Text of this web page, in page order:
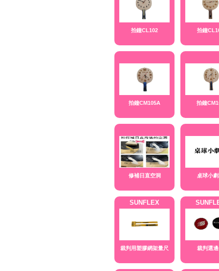
拍鐘CL102 拍鐘
拍鐘CM105A 拍鐘
修補日直空洞 桌球小
SUNFLEX
裁判用塑膠網架量尺 裁判選